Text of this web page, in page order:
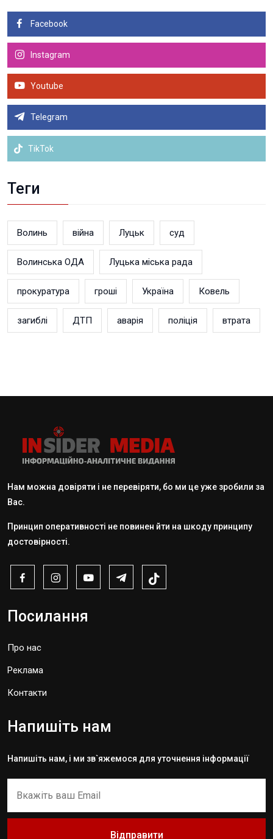
Facebook
Instagram
Youtube
Telegram
TikTok
Теги
Волинь війна Луцьк суд
Волинська ОДА Луцька міська рада
прокуратура гроші Україна Ковель
загиблі ДТП аварія поліція втрата
Нам можна довіряти і не перевіряти, бо ми це уже зробили за
Вас.
Принцип оперативності не повинен йти на шкоду принципу
достовірності.
Посилання
Про нас
Реклама
Контакти
Напишіть нам
Напишіть нам, і ми зв`яжемося для уточнення інформації
Відправити